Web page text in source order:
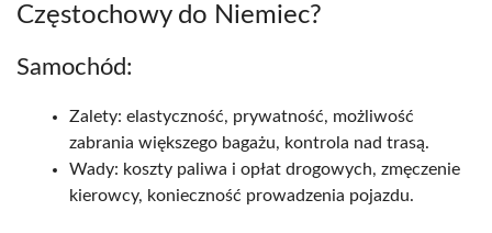
Częstochowy do Niemiec?
Samochód:
Zalety: elastyczność, prywatność, możliwość
zabrania większego bagażu, kontrola nad trasą.
Wady: koszty paliwa i opłat drogowych, zmęczenie
kierowcy, konieczność prowadzenia pojazdu.